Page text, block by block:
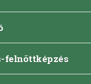
felnőttképzés